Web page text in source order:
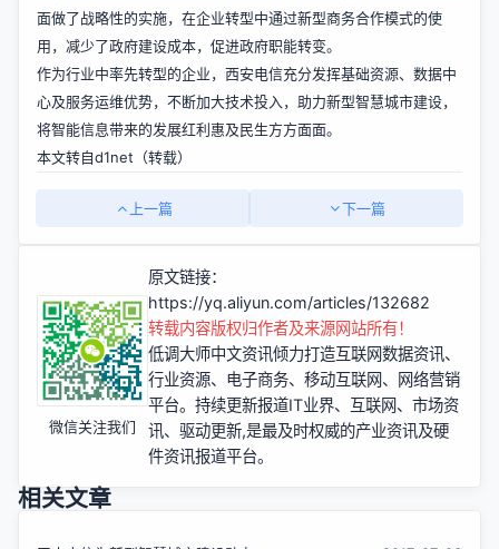
面做了战略性的实施，在企业转型中通过新型商务合作模式的使
用，减少了政府建设成本，促进政府职能转变。
作为行业中率先转型的企业，西安电信充分发挥基础资源、数据中
心及服务运维优势，不断加大技术投入，助力新型智慧城市建设，
将智能信息带来的发展红利惠及民生方方面面。
本文转自d1net（转载）
上一篇 下一篇
微信关注我们
原文链接：
https://yq.aliyun.com/articles/132682
转载内容版权归作者及来源网站所有！
低调大师中文资讯倾力打造互联网数据资讯、
行业资源、电子商务、移动互联网、网络营销
平台。持续更新报道IT业界、互联网、市场资
讯、驱动更新,是最及时权威的产业资讯及硬
件资讯报道平台。
相关文章